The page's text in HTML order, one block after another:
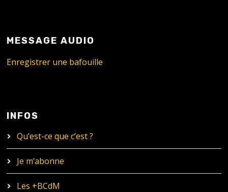
MESSAGE AUDIO
Enregistrer une bafouille
INFOS
Qu’est-ce que c’est ?
Je m’abonne
Les +BCdM